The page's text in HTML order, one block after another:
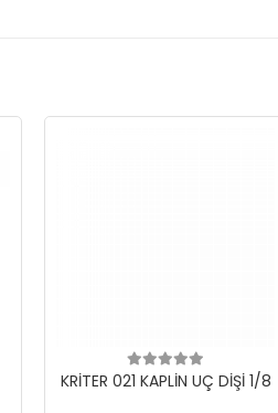
KRİTER 021 KAPLİN UÇ DİŞİ 1/8